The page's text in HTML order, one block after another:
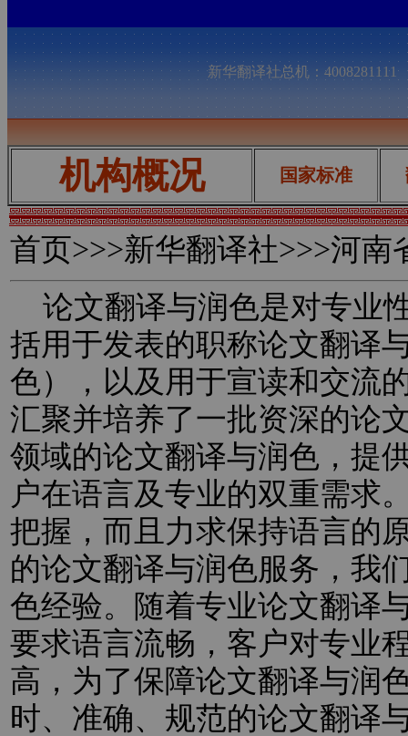
新华翻译社总机：
机构概况 国家标准
首页>>>新华翻译社>>>河南
论文翻译与润色是对专业
括用于发表的职称论文翻译
色），以及用于宣读和交流
汇聚并培养了一批资深的论
领域的论文翻译与润色，提
户在语言及专业的双重需求
把握，而且力求保持语言的
的论文翻译与润色服务，我
色经验。随着专业论文翻译
要求语言流畅，客户对专业
高，为了保障论文翻译与润
时、准确、规范的论文翻译